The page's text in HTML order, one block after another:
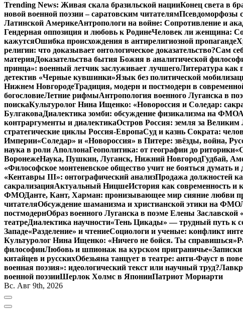
Trending News: Живая скала бразильской нацииКонец света в
новой военной поэзии – саратовским читателямПсевдоморфозы
Латинской АмерикеАнтропологи на войне: Сопротивление и
Гендерная оппозиция и любовь к РодинеЧеловек ли женщина:
кажутсяОшибка происхождения в антирелигиозной пропаганде
религии: что доказывает онтологическое доказательство?Сам
материяДоказательства бытия Божия в аналитической
принца»: военный летчик заслуживает лучшегоЛитература как
детектив «Черные кувшинки»Язык без политической
Нижнем НовгородеТрадиция, модерн и постмодерн в
богословиеЛетние рифмыАнтропология военного Луганска в
поискаКультуролог Нина Ищенко: «Новороссия и Соледар:
БулгаковаДиалектика зомби: обсуждение физикализма на ФМО
контраргументы и диалектикаОстров Россия: земля за
стратегические циклы Россия-ЕвропаСуд и казнь Сократа:
Империи«Соледар» и «Новороссия» в Питере: звёзды, война,
наука в роли АполлонаГеополитика: от географии до риторики
ВоронежеНаука, Пушкин, Луганск, Нижний НовгородГудбай,
«Философское монтеневское общество учит не бояться думать
«Кентавры III»: онтографический анализПродажа должностей
сакрализацияАктуальный НицшеИстория как современность и
ФМОДанте, Кант, Харман: пронизывающее мир сияние любви
читателяОбсуждение шаманизма и христианской этики на ФМО
постмодернОбраз военного Луганска в поэме Елены Заславской
театреДиалектика научности«Тень Цикады» — трудный путь к
Западе«Разделение» и чтениеСоциологи и ученые: конфликт
Культуролог Нина Ищенко: «Ничего не бойся. Ты справишься»
философииЛюбовь и шпионаж на курском приграничье
китайцев и русскихОбезьяна танцует в театре: анти-Фауст в
военная поэзия»: идеологический текст или научный труд?
военной поэзииШерлок Холмс в ЯпонииПатриот Мориарти
Вс. Авг 9th, 2026